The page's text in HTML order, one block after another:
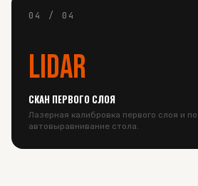
04 / 04
LiDAR
СКАН ПЕРВОГО СЛОЯ
Лазерная калибровка первого слоя и
автовыравнивание стола.